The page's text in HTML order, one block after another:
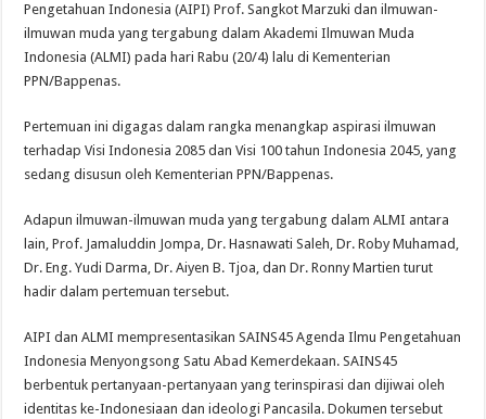
Pengetahuan Indonesia (AIPI) Prof. Sangkot Marzuki dan ilmuwan-
ilmuwan muda yang tergabung dalam Akademi Ilmuwan Muda
Indonesia (ALMI) pada hari Rabu (20/4) lalu di Kementerian
PPN/Bappenas.
Pertemuan ini digagas dalam rangka menangkap aspirasi ilmuwan
terhadap Visi Indonesia 2085 dan Visi 100 tahun Indonesia 2045, yang
sedang disusun oleh Kementerian PPN/Bappenas.
Adapun ilmuwan-ilmuwan muda yang tergabung dalam ALMI antara
lain, Prof. Jamaluddin Jompa, Dr. Hasnawati Saleh, Dr. Roby Muhamad,
Dr. Eng. Yudi Darma, Dr. Aiyen B. Tjoa, dan Dr. Ronny Martien turut
hadir dalam pertemuan tersebut.
AIPI dan ALMI mempresentasikan SAINS45 Agenda Ilmu Pengetahuan
Indonesia Menyongsong Satu Abad Kemerdekaan. SAINS45
berbentuk pertanyaan-pertanyaan yang terinspirasi dan dijiwai oleh
identitas ke-Indonesiaan dan ideologi Pancasila. Dokumen tersebut